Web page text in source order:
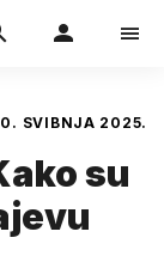
SVIBNJA 2025.
su